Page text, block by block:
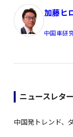
加藤ヒ
中国車研
ニュースレタ
中国発トレンド、